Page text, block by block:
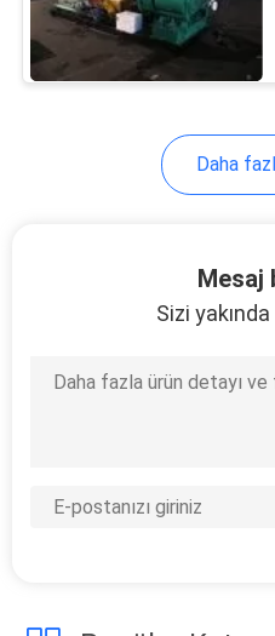
Yüksek
Kabini
Daha
Mesaj
Sizi